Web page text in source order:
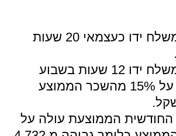
* מי שעוסק במשלח ידו כעצמאי 20 שעות
* מי שעוסק במשלח ידו 12 שעות בשבוע
והכנסתו עולה על 15% מהשכר הממוצע
הממוצעת עולה על